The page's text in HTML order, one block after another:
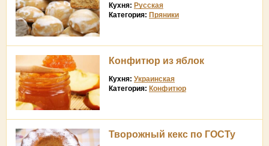
Кухня: Русская
Категория: Пряники
Конфитюр из яблок
Кухня: Украинская
Категория: Конфитюр
Творожный кекс по ГОСТу